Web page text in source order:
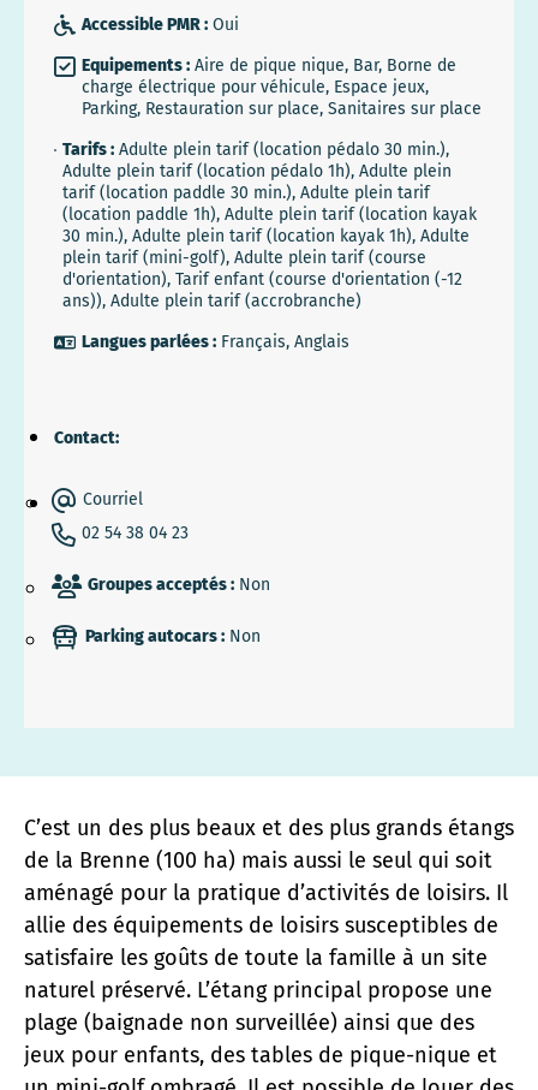
Accessible PMR : Oui
Equipements : Aire de pique nique, Bar, Borne de
charge électrique pour véhicule, Espace jeux,
Parking, Restauration sur place, Sanitaires sur place
Tarifs : Adulte plein tarif (location pédalo 30 min.),
Adulte plein tarif (location pédalo 1h), Adulte plein
tarif (location paddle 30 min.), Adulte plein tarif
(location paddle 1h), Adulte plein tarif (location kayak
30 min.), Adulte plein tarif (location kayak 1h), Adulte
plein tarif (mini-golf), Adulte plein tarif (course
d'orientation), Tarif enfant (course d'orientation (-12
ans)), Adulte plein tarif (accrobranche)
Langues parlées : Français, Anglais
Contact:
Courriel
02 54 38 04 23
Groupes acceptés :Non
Parking autocars :Non
C’est un des plus beaux et des plus grands étangs
de la Brenne (100 ha) mais aussi le seul qui soit
aménagé pour la pratique d’activités de loisirs. Il
allie des équipements de loisirs susceptibles de
satisfaire les goûts de toute la famille à un site
naturel préservé. L’étang principal propose une
plage (baignade non surveillée) ainsi que des
jeux pour enfants, des tables de pique-nique et